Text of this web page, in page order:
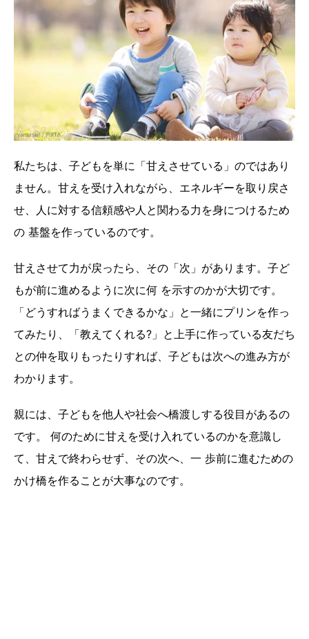
私たちは、子どもを単に「甘えさせている」のではあり
ません。甘えを受け入れながら、エネルギーを取り戻さ
せ、人に対する信頼感や人と関わる力を身につけるため
の 基盤を作っているのです。
甘えさせて力が戻ったら、その「次」があります。子ど
もが前に進めるように次に何 を示すのかが大切です。
「どうすればうまくできるかな」と一緒にプリンを作っ
てみたり、「教えてくれる?」と上手に作っている友だち
との仲を取りもったりすれば、子どもは次への進み方が
わかります。
親には、子どもを他人や社会へ橋渡しする役目があるの
です。 何のために甘えを受け入れているのかを意識し
て、甘えで終わらせず、その次へ、一 歩前に進むための
かけ橋を作ることが大事なのです。